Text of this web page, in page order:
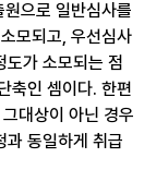
모되고, 우선심사
도가 소모되는 점
축인 셈이다. 한편
대상이 아닌 경우
과 동일하게 취급